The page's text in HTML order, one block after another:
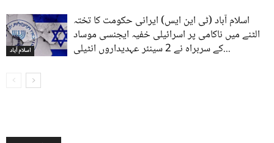
اسلام آباد
اسلام آباد (ٹی این ایس) ایرانی حکومت کا تختہ
الٹنے میں ناکامی پر اسرائیلی خفیہ ایجنسی موساد
کے سربراہ نے 2 سینئر عہدیداروں انٹیلی...